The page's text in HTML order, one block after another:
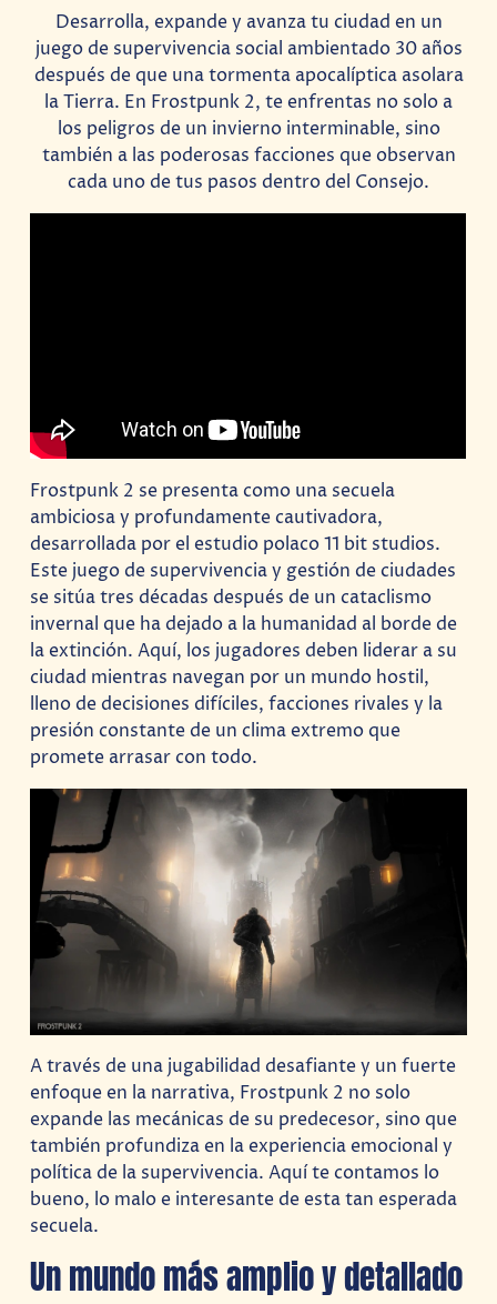
Desarrolla, expande y avanza tu ciudad en un
juego de supervivencia social ambientado 30 años
después de que una tormenta apocalíptica asolara
la Tierra. En Frostpunk 2, te enfrentas no solo a
los peligros de un invierno interminable, sino
también a las poderosas facciones que observan
cada uno de tus pasos dentro del Consejo.
Frostpunk 2 se presenta como una secuela
ambiciosa y profundamente cautivadora,
desarrollada por el estudio polaco 11 bit studios.
Este juego de supervivencia y gestión de ciudades
se sitúa tres décadas después de un cataclismo
invernal que ha dejado a la humanidad al borde de
la extinción. Aquí, los jugadores deben liderar a su
ciudad mientras navegan por un mundo hostil,
lleno de decisiones difíciles, facciones rivales y la
presión constante de un clima extremo que
promete arrasar con todo.
A través de una jugabilidad desafiante y un fuerte
enfoque en la narrativa, Frostpunk 2 no solo
expande las mecánicas de su predecesor, sino que
también profundiza en la experiencia emocional y
política de la supervivencia. Aquí te contamos lo
bueno, lo malo e interesante de esta tan esperada
secuela.
Un mundo más amplio y detallado